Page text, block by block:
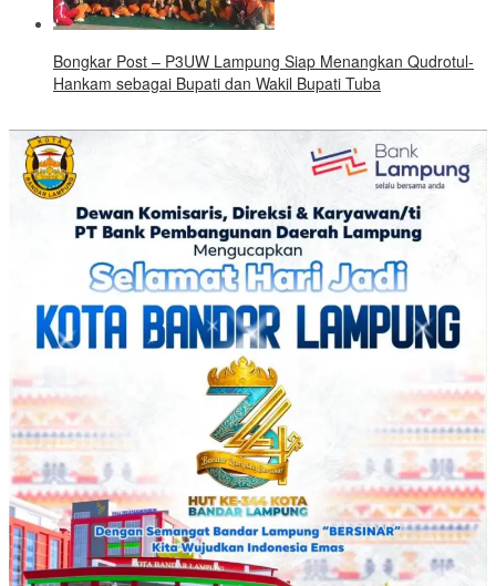
Bongkar Post – P3UW Lampung Siap Menangkan Qudrotul-
Hankam sebagai Bupati dan Wakil Bupati Tuba